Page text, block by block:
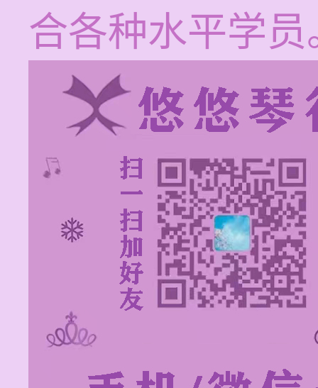
合各种水平学员